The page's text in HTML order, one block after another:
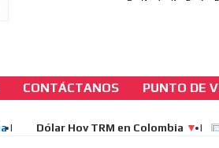
CONTÁCTANOS PUNTO DE
Bitcoin:Llega el